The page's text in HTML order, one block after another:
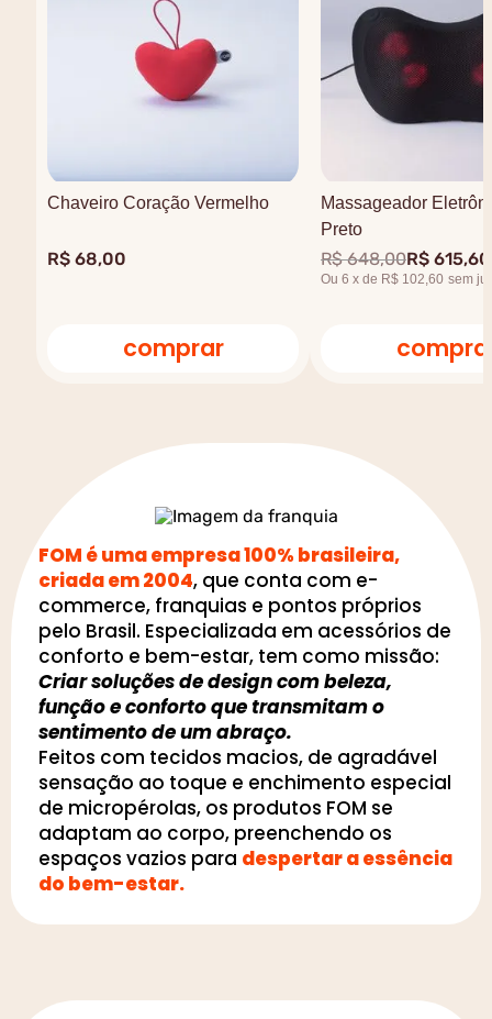
Chaveiro Coração Vermelho
R$ 68,00
comprar
Massageador
Preto
R$ 648,00R$ 615,60
Ou 6 x de R$ 102,60 sem
FOM é uma empresa 100% brasileira,
criada em 2004, que conta com e-
commerce, franquias e pontos próprios
pelo Brasil. Especializada em acessórios de
conforto e bem-estar, tem como missão:
Criar soluções de design com beleza,
função e conforto que transmitam o
sentimento de um abraço.
Feitos com tecidos macios, de agradável
sensação ao toque e enchimento especial
de micropérolas, os produtos FOM se
adaptam ao corpo, preenchendo os
espaços vazios para despertar a essência
do bem-estar.